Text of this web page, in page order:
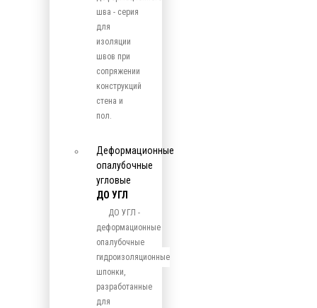
шва - серия
для
изоляции
швов при
сопряжении
конструкций
стена и
пол.
Деформационные
опалубочные
угловые
ДО УГЛ
ДО УГЛ -
деформационные
опалубочные
гидроизоляционные
шпонки,
разработанные
для